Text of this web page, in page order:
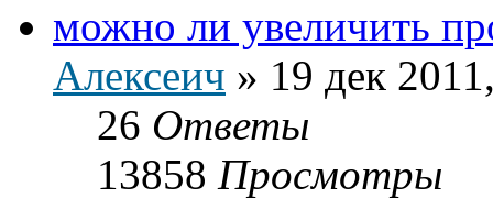
можно ли увеличить
Алексеич » 19 дек
26 Ответы
13858 Просмотры